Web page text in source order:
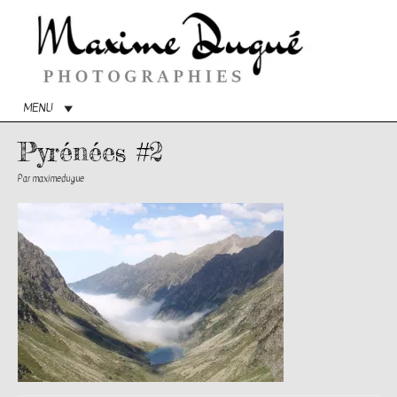
MENU
Pyrénées #2
Parmaximedugue